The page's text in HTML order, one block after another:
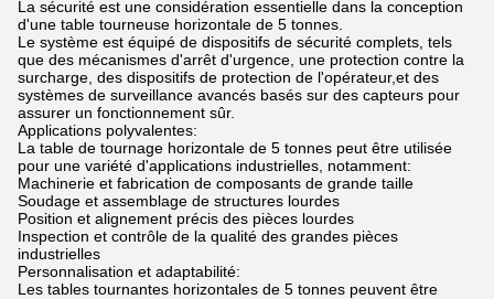
La sécurité est une considération essentielle dans la conception
d'une table tourneuse horizontale de 5 tonnes.
Le système est équipé de dispositifs de sécurité complets, tels
que des mécanismes d'arrêt d'urgence, une protection contre la
surcharge, des dispositifs de protection de l'opérateur,et des
systèmes de surveillance avancés basés sur des capteurs pour
assurer un fonctionnement sûr.
Applications polyvalentes:
La table de tournage horizontale de 5 tonnes peut être utilisée
pour une variété d'applications industrielles, notamment:
Machinerie et fabrication de composants de grande taille
Soudage et assemblage de structures lourdes
Position et alignement précis des pièces lourdes
Inspection et contrôle de la qualité des grandes pièces
industrielles
Personnalisation et adaptabilité:
Les tables tournantes horizontales de 5 tonnes peuvent être